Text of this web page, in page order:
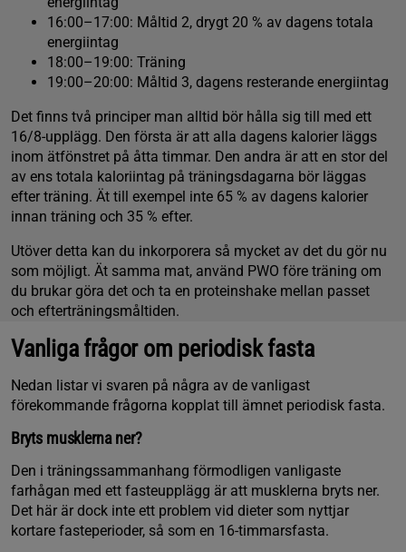
16:00–17:00: Måltid 2, drygt 20 % av dagens totala
energiintag
18:00–19:00: Träning
19:00–20:00: Måltid 3, dagens resterande energiintag
Det finns två principer man alltid bör hålla sig till med ett
16/8-upplägg. Den första är att alla dagens kalorier läggs
inom ätfönstret på åtta timmar. Den andra är att en stor del
av ens totala kaloriintag på träningsdagarna bör läggas
efter träning. Ät till exempel inte 65 % av dagens kalorier
innan träning och 35 % efter.
Utöver detta kan du inkorporera så mycket av det du gör nu
som möjligt. Ät samma mat, använd PWO före träning om
du brukar göra det och ta en proteinshake mellan passet
och efterträningsmåltiden.
Vanliga frågor om periodisk fasta
Nedan listar vi svaren på några av de vanligast
förekommande frågorna kopplat till ämnet periodisk fasta.
Bryts musklerna ner?
Den i träningssammanhang förmodligen vanligaste
farhågan med ett fasteupplägg är att musklerna bryts ner.
Det här är dock inte ett problem vid dieter som nyttjar
kortare fasteperioder, så som en 16-timmarsfasta.